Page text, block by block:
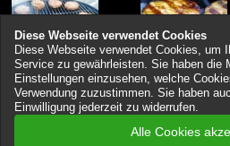
Diese Webseite verwendet Cookies
Diese Webseite verwendet Cookies, um
Service zu gewährleisten. Sie haben die
Einstellungen einzusehen, welche
Verwendung zuzustimmen. Sie haben
Einwilligung jederzeit zu widerrufen.
Alle Cookies